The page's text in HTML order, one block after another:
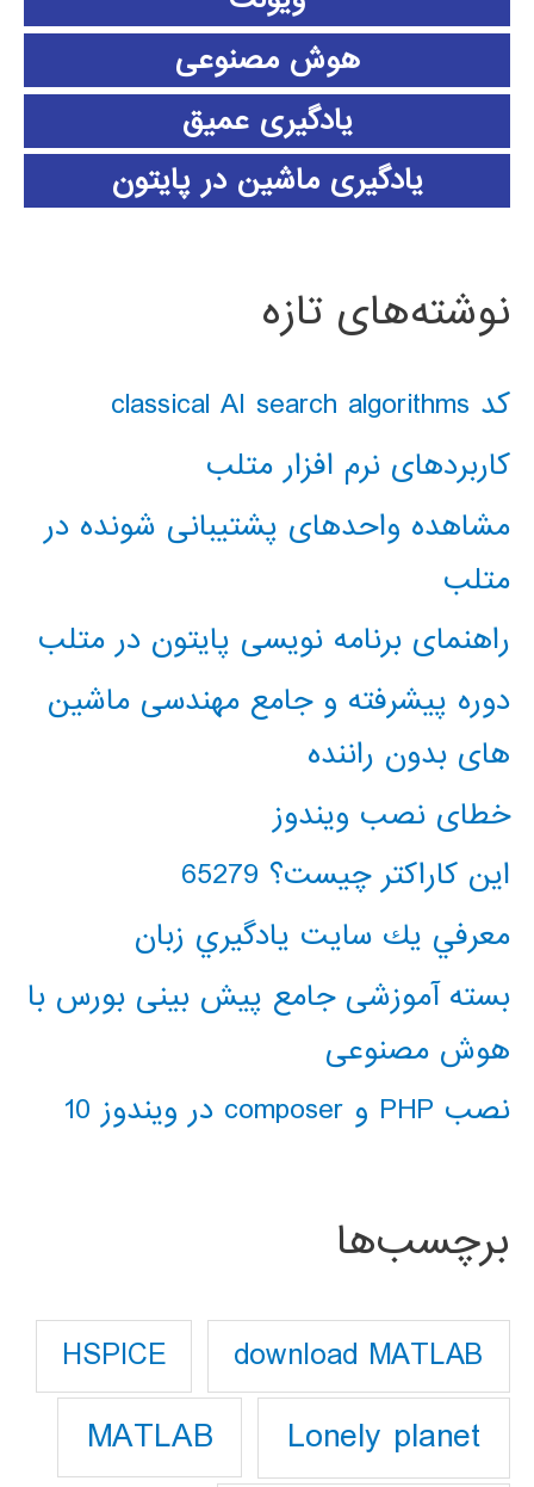
هوش مصنوعی
یادگیری عمیق
یادگیری ماشین در پایتون
نوشته‌های تازه
کد classical AI search algorithms
کاربردهای نرم افزار متلب
مشاهده واحدهای پشتیبانی شونده در
متلب
راهنمای برنامه نویسی پایتون در متلب
دوره پیشرفته و جامع مهندسی ماشین
های بدون راننده
خطای نصب ویندوز
این کاراکتر چیست؟ 65279
معرفي يك سايت يادگيري زبان
بسته آموزشی جامع پیش بینی بورس با
هوش مصنوعی
نصب PHP و composer در ویندوز 10
برچسب‌ها
download MATLAB
HSPICE
Lonely planet
MATLAB